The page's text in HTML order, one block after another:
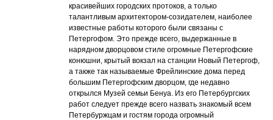
красивейших городских протоков, а только
талантливым архитектором-созидателем, наиболее
известные работы которого были связаны с
Петергофом. Это прежде всего, выдержанные в
нарядном дворцовом стиле огромные Петергофские
конюшни, крытый вокзал на станции Новый Петергоф,
а также так называемые Фрейлинские дома перед
большим Петергофским дворцом, где недавно
открылся Музей семьи Бенуа. Из его Петербургских
работ следует прежде всего назвать знакомый всем
Петербуржцам и гостям города огромный